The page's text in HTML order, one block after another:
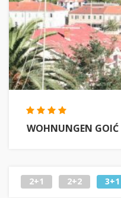
WOHNUNGEN GOIĆ
2+1 2+2 3+1